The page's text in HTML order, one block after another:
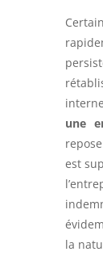
une
est
la